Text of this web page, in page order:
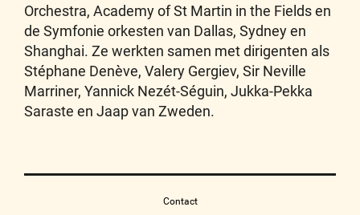
Orchestra, Academy of St Martin in the Fields en
de Symfonie orkesten van Dallas, Sydney en
Shanghai. Ze werkten samen met dirigenten als
Stéphane Denève, Valery Gergiev, Sir Neville
Marriner, Yannick Nezét-Séguin, Jukka-Pekka
Saraste en Jaap van Zweden.
Contact